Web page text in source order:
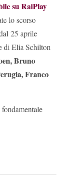
su RaiPlay
lo scorso
25 aprile
di Elia Schilton
Bruno
Franco